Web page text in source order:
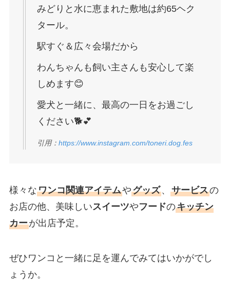
みどりと水に恵まれた敷地は約65ヘク
タール。
駅すぐ＆広々会場だから
わんちゃんも飼い主さんも安心して楽
しめます😊
愛犬と一緒に、最高の一日をお過ごし
ください🐕💕
引用： https://www.instagram.com/toneri.dog.fes
様々なワンコ関連アイテムやグッズ、 サービスの
お店の他、美味しいスイーツやフードのキッチン
カーが出店予定。
ぜひワンコと一緒に足を運んでみてはいかがでし
ょうか。